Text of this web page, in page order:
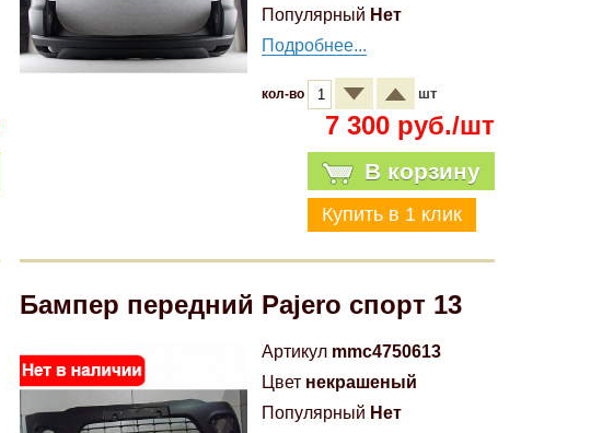
Популярный Нет
Подробнее...
кол-во шт
7 300 руб./шт
В корзину
Бампер передний Pajero спорт 13
Артикул mmc4750613
Цвет некрашеный
Популярный Нет